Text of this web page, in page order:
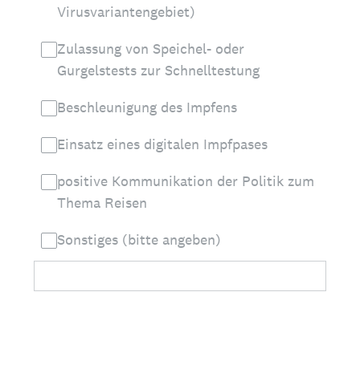
Virusvariantengebiet)
Zulassung von Speichel- oder
Gurgelstests zur Schnelltestung
Beschleunigung des Impfens
Einsatz eines digitalen Impfpases
positive Kommunikation der Politik zum
Thema Reisen
Sonstiges (bitte angeben)